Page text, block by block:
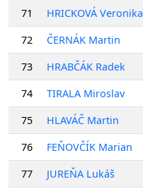
71
HRICKOVÁ Veronika
72
ČERNÁK Martin
73
HRABČÁK Radek
74
TIRALA Miroslav
75
HLAVÁČ Martin
76
FEŇOVČÍK Marian
77
JUREŇA Lukáš